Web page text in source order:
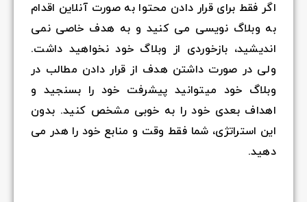
اگر فقط برای قرار دادن محتوا به صورت آنلاین اقدام
به وبلاگ نویسی می کنید و به هدف خاصی نمی
اندیشید، بازخوردی از وبلاگ خود نخواهید داشت.
ولی در صورت داشتن هدف از قرار دادن مطالب در
وبلاگ خود میتوانید پیشرفت خود را بسنجید و
اهداف بعدی خود را به خوبی مشخص کنید. بدون
این استراتژی، شما فقط وقت و منابع خود را هدر می
دهید.